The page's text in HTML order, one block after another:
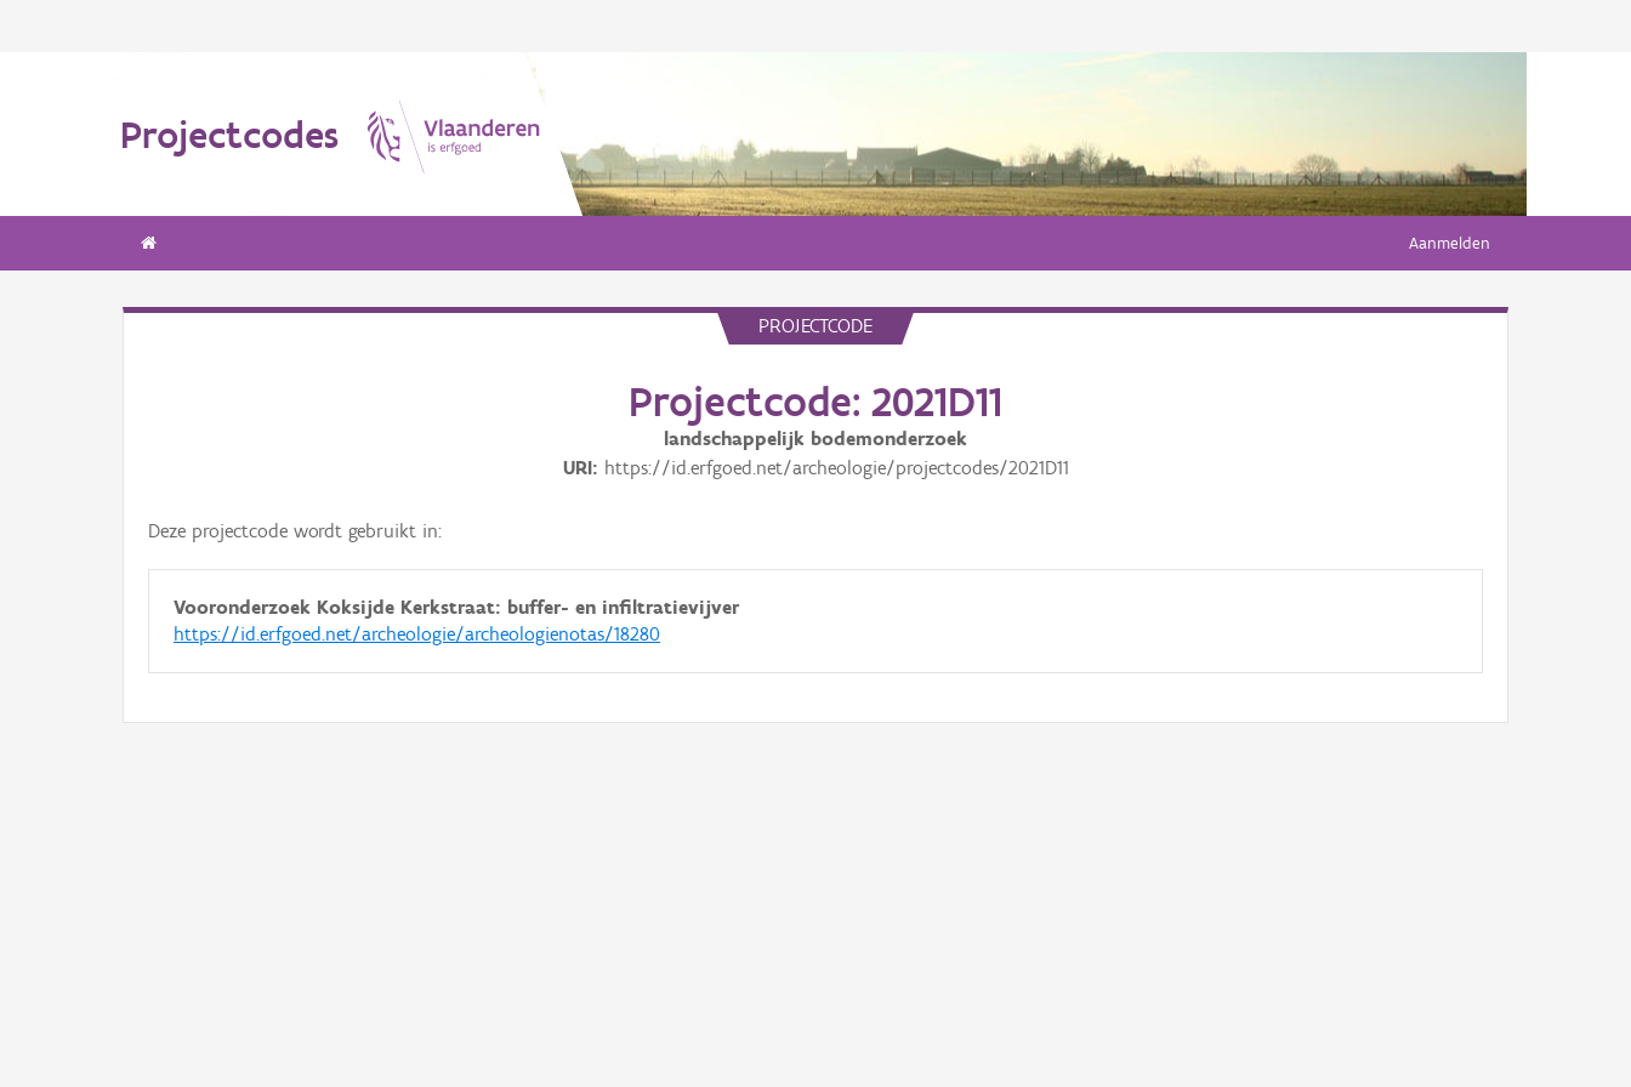
Projectcodes
Aanmelden
PROJECTCODE
Projectcode: 2021D11
landschappelijk bodemonderzoek
URI
https://id.erfgoed.net/archeologie/projectcodes/2021D11
Deze projectcode wordt gebruikt in:
Vooronderzoek Koksijde Kerkstraat: buffer- en infiltratievijver
https://id.erfgoed.net/archeologie/archeologienotas/18280